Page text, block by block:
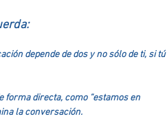
depende de dos y no sólo de ti, si tú
forma directa, como “estamos en
la conversación.